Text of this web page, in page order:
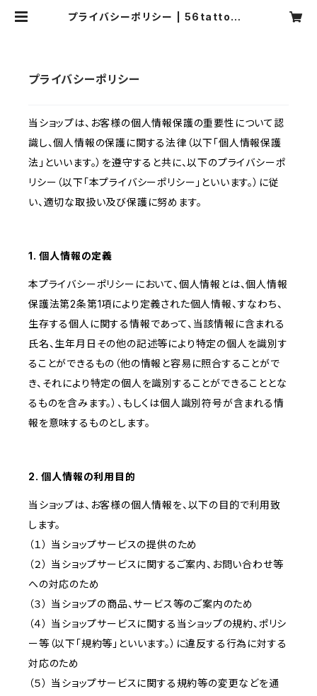
プライバシーポリシー | 56tattoo d
プライバシーポリシー
当ショップは、お客様の個人情報保護の重要性について認
識し、個人情報の保護に関する法律（以下「個人情報保護
法」といいます。）を遵守すると共に、以下のプライバシーポ
リシー（以下「本プライバシーポリシー」といいます。）に従
い、適切な取扱い及び保護に努めます。
1. 個人情報の定義
本プライバシーポリシーにおいて、個人情報とは、個人情報
保護法第2条第1項により定義された個人情報、すなわち、
生存する個人に関する情報であって、当該情報に含まれる
氏名、生年月日その他の記述等により特定の個人を識別す
ることができるもの（他の情報と容易に照合することがで
き、それにより特定の個人を識別することができることとな
るものを含みます。）、もしくは個人識別符号が含まれる情
報を意味するものとします。
2. 個人情報の利用目的
当ショップは、お客様の個人情報を、以下の目的で利用致
します。
（１） 当ショップサービスの提供のため
（２） 当ショップサービスに関するご案内、お問い合わせ等
への対応のため
（３） 当ショップの商品、サービス等のご案内のため
（４） 当ショップサービスに関する当ショップの規約、ポリシ
ー等（以下「規約等」といいます。）に違反する行為に対する
対応のため
（５） 当ショップサービスに関する規約等の変更などを通